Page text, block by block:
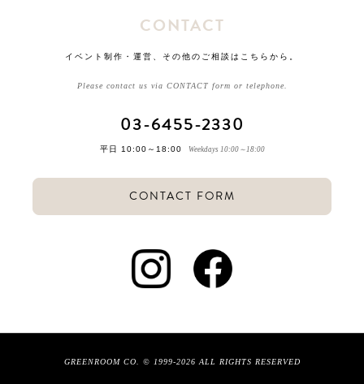
CONTACT
イベント制作・運営、その他のご相談はこちらから。
Please contact us via CONTACT form or telephone.
03-6455-2330
平日 10:00～18:00 Weekdays 10:00～18:00
CONTACT FORM
GREENROOM CO. © 1999-2026 ALL RIGHTS RESERVED